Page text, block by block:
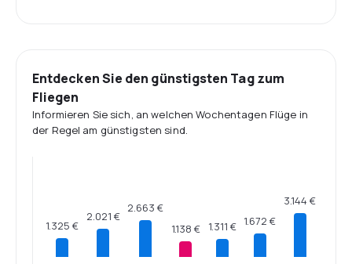
Entdecken Sie den günstigsten Tag zum
Fliegen
Informieren Sie sich, an welchen Wochentagen Flüge in
der Regel am günstigsten sind.
1.325 €
2.021 €
2.663 €
1.138 € 1.311 € 1.672 €
3.144 €